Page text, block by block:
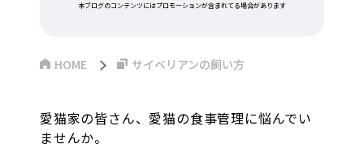
本ブログのコンテンツにはプロモーションが含まれてる場合があります
HOME サイベリアンの飼い方
愛猫家の皆さん、愛猫の食事管理に悩んでい
ませんか。